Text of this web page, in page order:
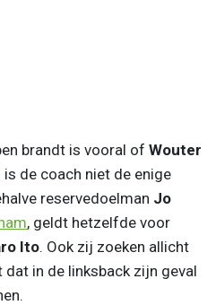
brandt is vooral of Wouter
de coach niet de enige
reservedoelman Jo
, geldt hetzelfde voor
Ito. Ook zij zoeken allicht
in de linksback zijn geval